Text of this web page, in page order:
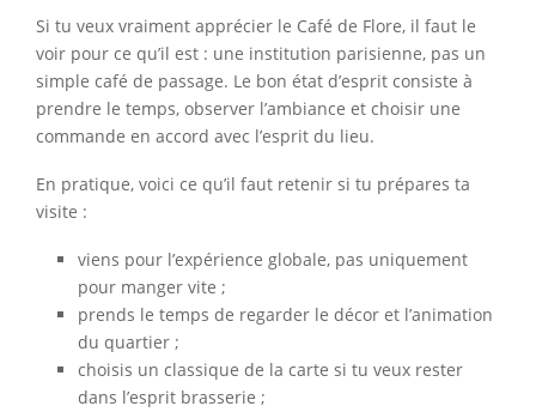
Si tu veux vraiment apprécier le Café de Flore, il faut le
voir pour ce qu’il est : une institution parisienne, pas un
simple café de passage. Le bon état d’esprit consiste à
prendre le temps, observer l’ambiance et choisir une
commande en accord avec l’esprit du lieu.
En pratique, voici ce qu’il faut retenir si tu prépares ta
visite :
viens pour l’expérience globale, pas uniquement
pour manger vite ;
prends le temps de regarder le décor et l’animation
du quartier ;
choisis un classique de la carte si tu veux rester
dans l’esprit brasserie ;